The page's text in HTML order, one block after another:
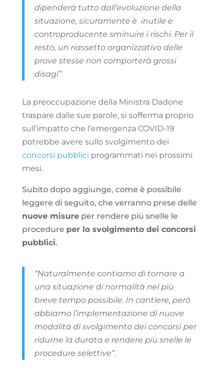
dipenderà tutto dall’evoluzione della
situazione, sicuramente è inutile e
controproducente sminuire i rischi. Per il
resto, un riassetto organizzativo delle
prove stesse non comporterà grossi
disagi”
La preoccupazione della Ministra Dadone
traspare dalle sue parole, si sofferma proprio
sull’impatto che l’emergenza COVID-19
potrebbe avere sullo svolgimento dei
concorsi pubblici programmati nei prossimi
mesi.
Subito dopo aggiunge, come è possibile
leggere di seguito, che verranno prese delle
nuove misureper rendere più snelle le
procedure per lo svolgimento dei concorsi
pubblici.
“Naturalmente contiamo di tornare a
una situazione di normalità nel più
breve tempo possibile. In cantiere, però
abbiamo l’implementazione di nuove
modalità di svolgimento dei concorsi per
ridurne la durata e rendere più snelle le
procedure selettive”.